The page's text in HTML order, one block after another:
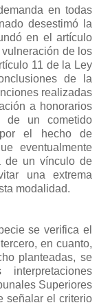
en todas
desestimó la
en el artículo
de los
11 de la Ley
de la
realizadas
a honorarios
de un cometido
el hecho de
eventualmente
de un vínculo de
una extrema
modalidad.
se verifica el
en cuanto,
planteadas, se
Superiores
señalar el criterio